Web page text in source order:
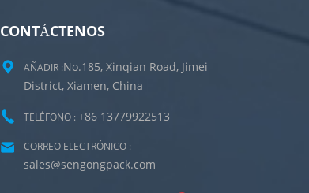
CONTÁCTENOS
AÑADIR :No.185, Xinqian Road, Jimei
District, Xiamen, China
TELÉFONO : +86 13779922513
CORREO ELECTRÓNICO :
sales@sengongpack.com